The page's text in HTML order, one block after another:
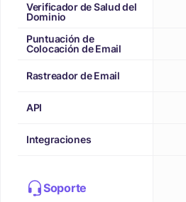
Verificador de Salud del
Dominio
Puntuación de
Colocación de Email
Rastreador de Email
API
Integraciones
Soporte